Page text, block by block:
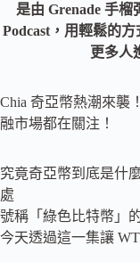
是由 Grenade 手
Podcast，用輕鬆的方
更多人
Chia 奇亞幣熱潮來襲
融市場都在關注！
究竟奇亞幣到底是什
處
號稱「綠色比特幣」
今天透過這一集讓